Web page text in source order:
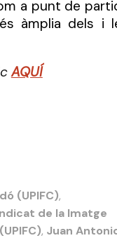
a punt de
àmplia dels i
AQUÍ
(UPIFC),
de la Imatge
, Juan